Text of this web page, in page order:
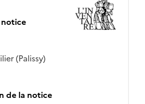
(Palissy)
de la notice